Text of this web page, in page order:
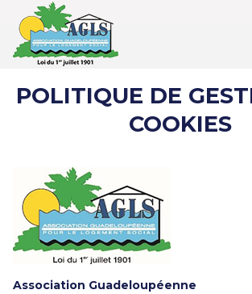
POLITIQUE DE
COOKIES
Association Guadeloupéenne